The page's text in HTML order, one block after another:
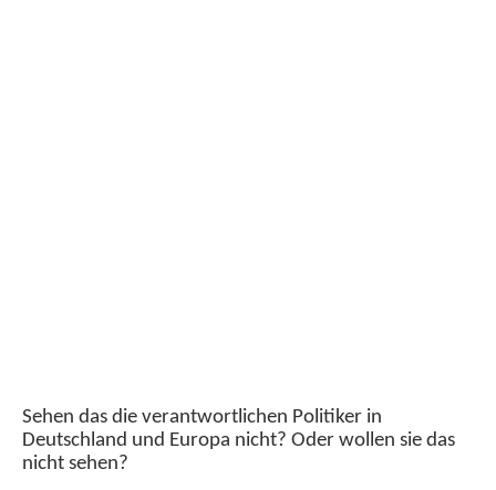
Sehen das die verantwortlichen Politiker in
Deutschland und Europa nicht? Oder wollen sie das
nicht sehen?